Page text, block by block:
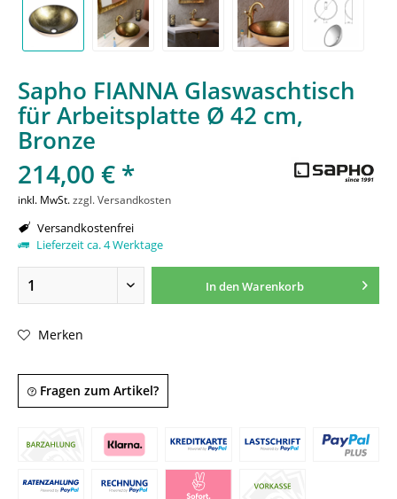
Sapho FIANNA Glaswaschtisch
für Arbeitsplatte Ø 42 cm,
Bronze
214,00 € *
inkl. MwSt.zzgl. Versandkosten
Versandkostenfrei
Lieferzeit ca. 4 Werktage
In denWarenkorb
Merken
Fragen zum Artikel?